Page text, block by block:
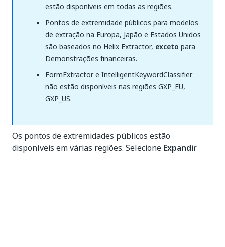
estão disponíveis em todas as regiões.
Pontos de extremidade públicos para modelos
de extração na Europa, Japão e Estados Unidos
são baseados no Helix Extractor, exceto para
Demonstrações financeiras.
FormExtractor e IntelligentKeywordClassifier
não estão disponíveis nas regiões GXP_EU,
GXP_US.
Os pontos de extremidades públicos estão
disponíveis em várias regiões. Selecione Expandir